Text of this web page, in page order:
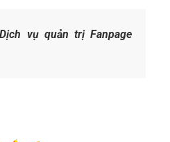
Dịch vụ quản trị Fanpage